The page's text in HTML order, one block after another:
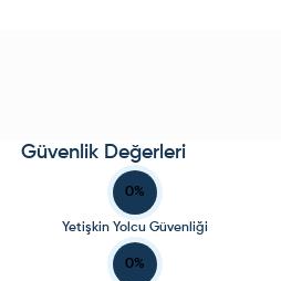
Güvenlik Değerleri
0%
Yetişkin Yolcu Güvenliği
0%